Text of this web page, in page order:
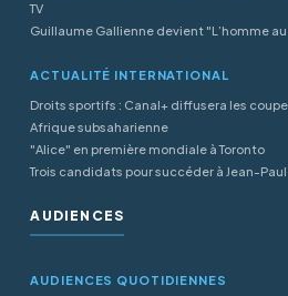
TV
Guillaume Gallienne devient "L’homme
ACTUALITÉ INTERNATIONAL
Droits sportifs : Canal+ diffusera les
Afrique subsaharienne
"Alice" en première mondiale à Toronto
Trois candidats pour succéder à Jean-
AUDIENCES
AUDIENCES QUOTIDIENNES